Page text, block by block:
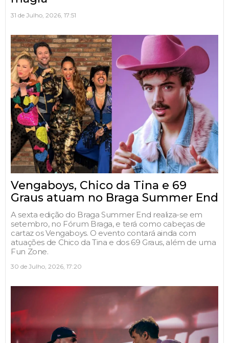
31 de Julho, 2026, 17:51
Vengaboys, Chico da Tina e 69
Graus atuam no Braga Summer End
A sexta edição do Braga Summer End realiza-se em
setembro, no Fórum Braga, e terá como cabeças de
cartaz os Vengaboys. O evento contará ainda com
atuações de Chico da Tina e dos 69 Graus, além de uma
Fun Zone.
30 de Julho, 2026, 17:20